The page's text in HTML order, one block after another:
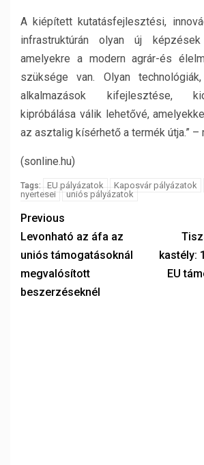
A kiépített kutatásfejlesztési,
infrastruktúrán olyan új
amelyekre a modern agrár-és
szüksége van. Olyan
alkalmazások kifejlesztése,
kipróbálása válik lehetővé,
az asztalig kísérhető a termék útja.” –
(sonline.hu)
Tags: EU pályázatok Kaposvár pályázatok
nyertesei
uniós pályázatok
Previous
Levonható az áfa az
uniós támogatásoknál
megvalósított
beszerzéseknél
kastély:
EU